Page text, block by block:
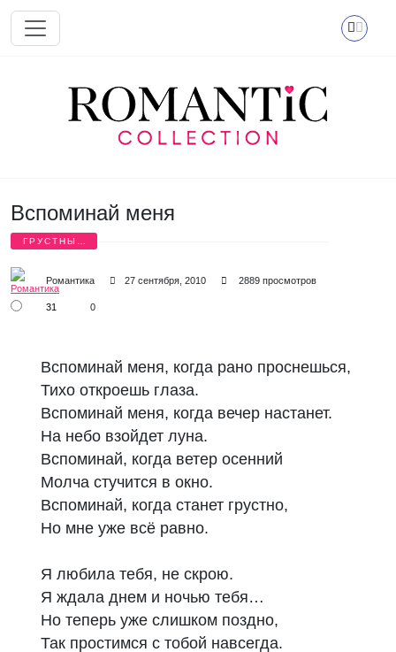
Перейти к основному содержанию
Вспоминай меня
ГРУСТНЫЕ
Романтика 27 сентября, 2010 2889 просмотров
31 0
Вспоминай меня, когда рано проснешься,
Тихо откроешь глаза.
Вспоминай меня, когда вечер настанет.
На небо взойдет луна.
Вспоминай, когда ветер осенний
Молча стучится в окно.
Вспоминай, когда станет грустно,
Но мне уже всё равно.
Я любила тебя, не скрою.
Я ждала днем и ночью тебя…
Но теперь уже слишком поздно,